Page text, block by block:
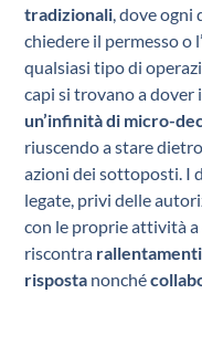
tradizionali , dove
chiedere il permesso o
qualsiasi tipo di
capi si trovano a
un’infinità di micro-
riuscendo a stare
azioni dei sottoposti. I
legate, privi delle
con le proprie attività
riscontra
risposta nonché